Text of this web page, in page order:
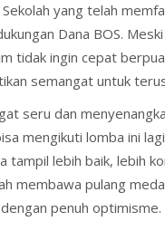
yang telah
Dana BOS.
tidak ingin cepat
semangat untuk
seru dan
mengikuti lomba ini
tampil lebih baik, lebih
membawa pulang
penuh optimisme.